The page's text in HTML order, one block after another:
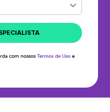
com nossos Termos de Uso e